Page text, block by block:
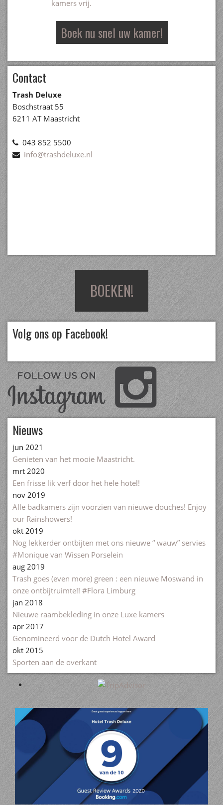
kamers vrij.
Boek nu snel uw kamer!
Contact
Trash Deluxe
Boschstraat 55
6211 AT Maastricht
043 852 5500
info@trashdeluxe.nl
BOEKEN!
Volg ons op Facebook!
Nieuws
jun 2021
Genieten van het mooie Maastricht.
mrt 2020
Een frisse lik verf door het hele hotel!
nov 2019
Alle badkamers zijn voorzien van nieuwe douches! Enjoy
our Rainshowers!
okt 2019
Nog lekkerder ontbijten met ons nieuwe “ wauw” servies
#Monique van Wissen Porselein
aug 2019
Trash goes (even more) green : een nieuwe Moswand in
onze ontbijtruimte!! #Flora Limburg
jan 2018
Nieuwe raambekleding in onze Luxe kamers
apr 2017
Genomineerd voor de Dutch Hotel Award
okt 2015
Sporten aan de overkant